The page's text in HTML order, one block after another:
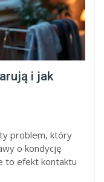
i jak
problem, który
o kondycję
to efekt kontaktu